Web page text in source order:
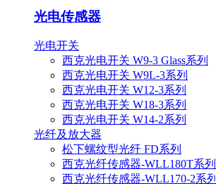
光电传感器
光电开关
西克光电开关 W9-3 Glass系列
西克光电开关 W9L-3系列
西克光电开关 W12-3系列
西克光电开关 W18-3系列
西克光电开关 W14-2系列
光纤及放大器
松下螺纹型光纤 FD系列
西克光纤传感器-WLL180T系列
西克光纤传感器-WLL170-2系列